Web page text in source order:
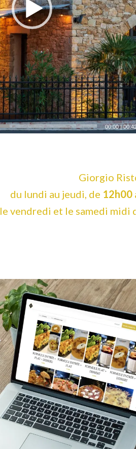
00:00|
Giorgio
du lundi au jeudi, de 12h00
le vendredi et le samedi midi